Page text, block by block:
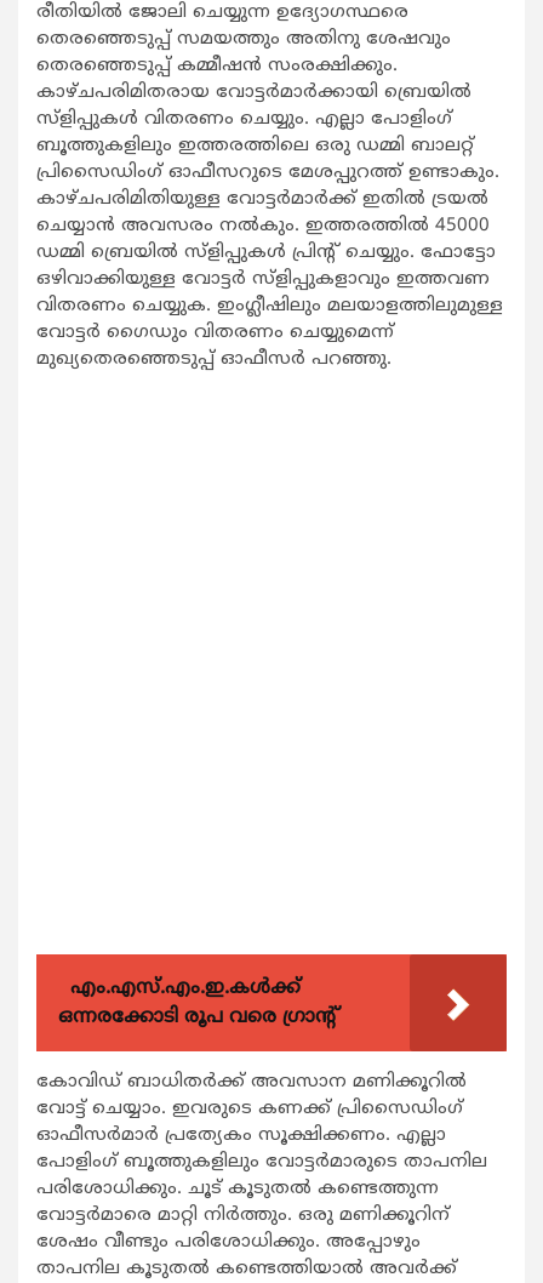
രീതിയില്‍ ജോലി ചെയ്യുന്ന ഉദ്യോഗസ്ഥരെ
തെരഞ്ഞെടുപ്പ് സമയത്തും അതിനു ശേഷവും
തെരഞ്ഞെടുപ്പ് കമ്മീഷന്‍ സംരക്ഷിക്കും.
കാഴ്ചപരിമിതരായ വോട്ടര്‍മാര്‍ക്കായി ബ്രെയില്‍
സ്ളിപ്പുകള്‍ വിതരണം ചെയ്യും. എല്ലാ പോളിംഗ്
ബൂത്തുകളിലും ഇത്തരത്തിലെ ഒരു ഡമ്മി ബാലറ്റ്
പ്രിസൈഡിംഗ് ഓഫീസറുടെ മേശപ്പുറത്ത് ഉണ്ടാകും.
കാഴ്ചപരിമിതിയുള്ള വോട്ടര്‍മാര്‍ക്ക് ഇതില്‍ ട്രയല്‍
ചെയ്യാന്‍ അവസരം നല്‍കും. ഇത്തരത്തില്‍ 45000
ഡമ്മി ബ്രെയില്‍ സ്ളിപ്പുകള്‍ പ്രിന്‍റ് ചെയ്യും. ഫോട്ടോ
ഒഴിവാക്കിയുള്ള വോട്ടര്‍ സ്ളിപ്പുകളാവും ഇത്തവണ
വിതരണം ചെയ്യുക. ഇംഗ്ലീഷിലും മലയാളത്തിലുമുള്ള
വോട്ടര്‍ ഗൈഡും വിതരണം ചെയ്യുമെന്ന്
മുഖ്യതെരഞ്ഞെടുപ്പ് ഓഫീസര്‍ പറഞ്ഞു.
എം.എസ്.എം.ഇ.കൾക്ക്
ഒന്നരക്കോടി രൂപ വരെ ഗ്രാന്റ്
കോവിഡ് ബാധിതര്‍ക്ക് അവസാന മണിക്കൂറില്‍
വോട്ട് ചെയ്യാം. ഇവരുടെ കണക്ക് പ്രിസൈഡിംഗ്
ഓഫീസര്‍മാര്‍ പ്രത്യേകം സൂക്ഷിക്കണം. എല്ലാ
പോളിംഗ് ബൂത്തുകളിലും വോട്ടര്‍മാരുടെ താപനില
പരിശോധിക്കും. ചൂട് കൂടുതല്‍ കണ്ടെത്തുന്ന
വോട്ടര്‍മാരെ മാറ്റി നിര്‍ത്തും. ഒരു മണിക്കൂറിന്
ശേഷം വീണ്ടും പരിശോധിക്കും. അപ്പോഴും
താപനില കൂടുതല്‍ കണ്ടെത്തിയാല്‍ അവര്‍ക്ക്